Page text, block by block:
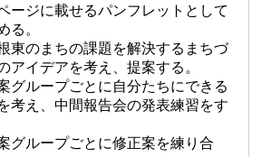
ージに載せるパンフレットとして
る。
東のまちの課題を解決するまちづ
アイデアを考え、提案する。
グループごとに自分たちにできる
考え、中間報告会の発表練習をす
グループごとに修正案を練り合